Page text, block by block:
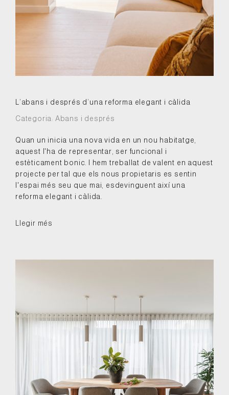
L’abans i després d’una reforma elegant i càlida
Categoria: Abans i després
Quan un inicia una nova vida en un nou habitatge,
aquest l'ha de representar, ser funcional i
estèticament bonic. I hem treballat de valent en aquest
projecte per tal que els nous propietaris es sentin
l'espai més seu que mai, esdevinguent així una
reforma elegant i càlida.
Llegir més